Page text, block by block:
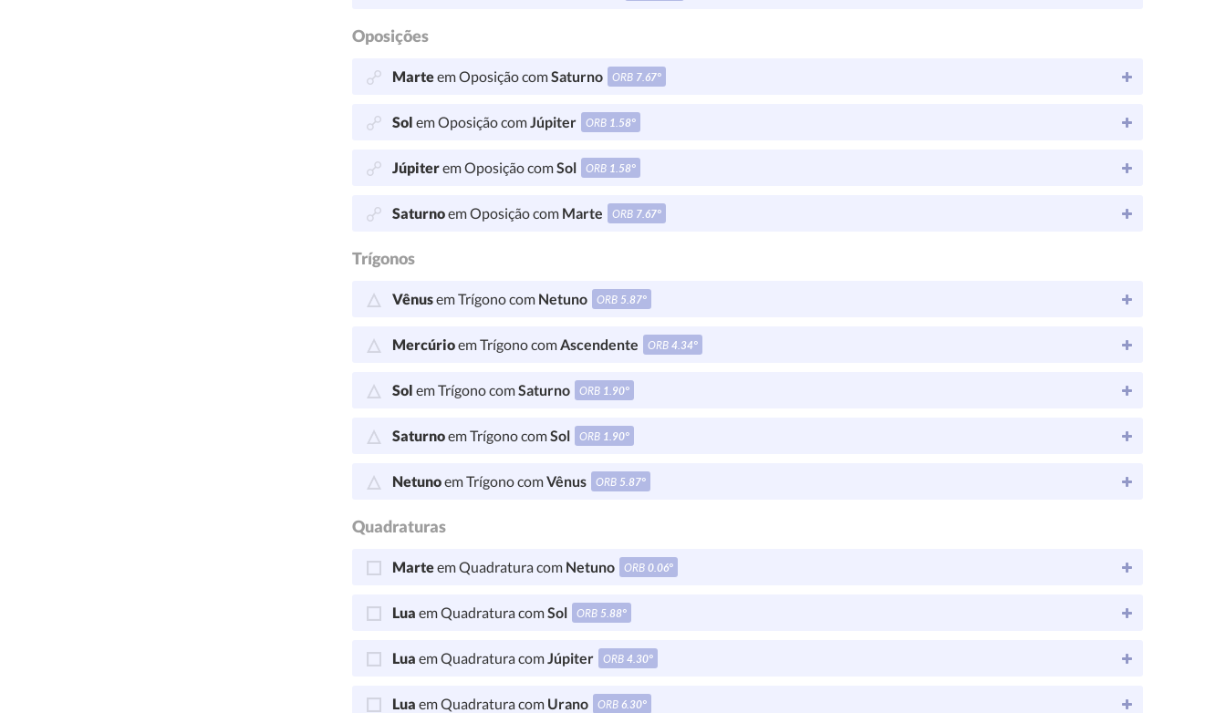
Oposições
Marteem Oposição comSaturno ORB 7.67°
Sol em Oposição comJúpiter ORB 1.58°
Júpiterem Oposição comSol ORB 1.58°
Saturnoem Oposição com Marte ORB 7.67°
Trígonos
Vênusem Trígono com Netuno ORB 5.87°
Mercúrioem Trígono comAscendente ORB4.34°
Sol em Trígono comSaturno ORB 1.90°
Saturnoem Trígono comSol ORB 1.90°
Netunoem Trígono comVênus ORB 5.87°
Quadraturas
Marteem Quadratura com Netuno ORB0.06°
Lua em Quadratura comSol ORB 5.88°
Lua em Quadratura comJúpiter ORB4.30°
Lua em Quadratura com Urano ORB6.30°